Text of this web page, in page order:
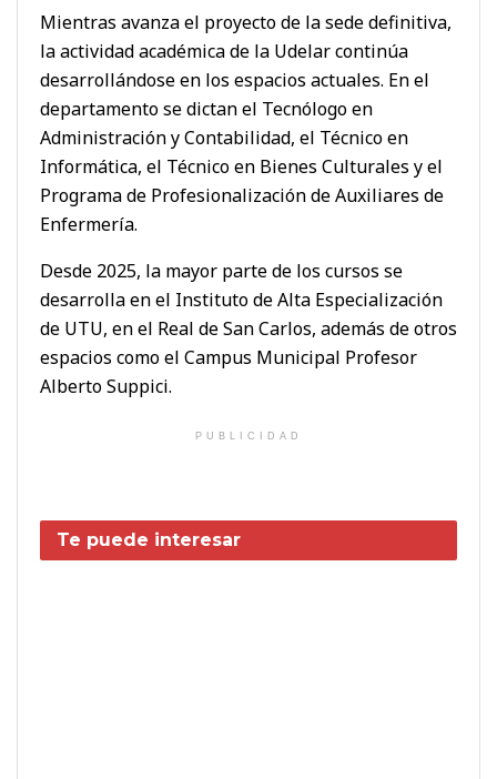
Mientras avanza el proyecto de la sede definitiva,
la actividad académica de la Udelar continúa
desarrollándose en los espacios actuales. En el
departamento se dictan el Tecnólogo en
Administración y Contabilidad, el Técnico en
Informática, el Técnico en Bienes Culturales y el
Programa de Profesionalización de Auxiliares de
Enfermería.
Desde 2025, la mayor parte de los cursos se
desarrolla en el Instituto de Alta Especialización
de UTU, en el Real de San Carlos, además de otros
espacios como el Campus Municipal Profesor
Alberto Suppici.
PUBLICIDAD
Te puede interesar